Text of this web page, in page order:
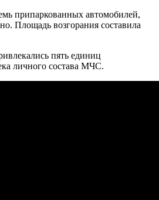
припаркованных автомобилей,
Площадь возгорания составила
пять единиц
личного состава МЧС.